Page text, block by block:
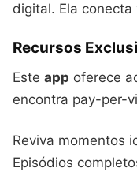
digital. Ela
Recursos
Este app oferece
encontra pay-per-
Reviva momentos
Episódios